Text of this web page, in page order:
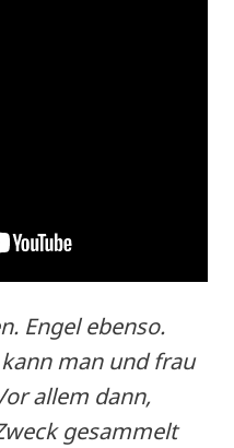
Engel ebenso.
man und frau
allem dann,
gesammelt